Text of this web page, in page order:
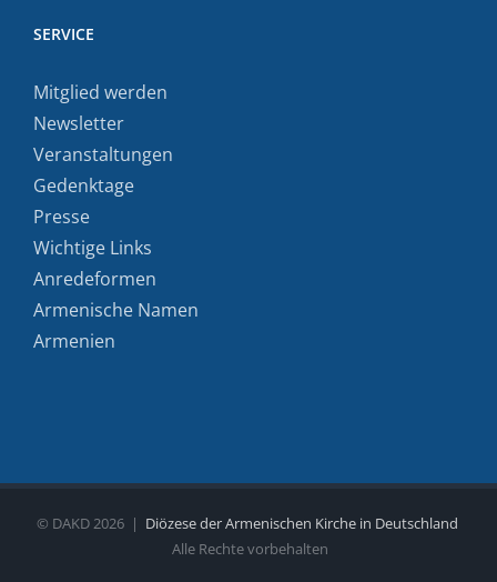
SERVICE
Mitglied werden
Newsletter
Veranstaltungen
Gedenktage
Presse
Wichtige Links
Anredeformen
Armenische Namen
Armenien
© DAKD2026 | Diözese der Armenischen Kirche in Deutschland
Alle Rechte vorbehalten